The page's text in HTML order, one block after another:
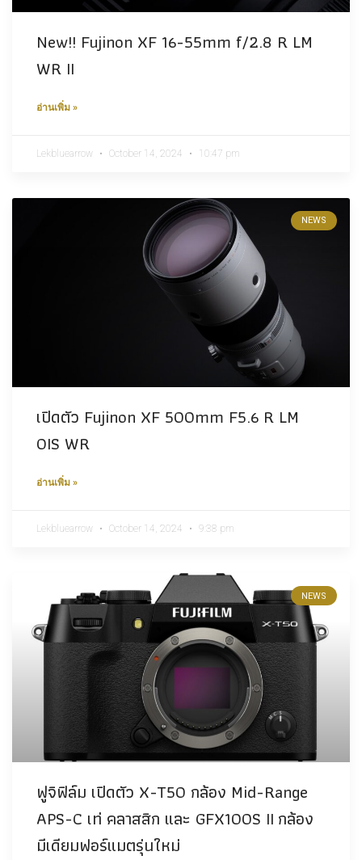
New!! Fujinon XF 16-55mm f/2.8 R LM
WR II
อ่านเพิ่ม »
Lekbluearrow October 14, 2024 10:47 pm
NEWS
เปิดตัว Fujinon XF 500mm F5.6 R LM
OIS WR
อ่านเพิ่ม »
Lekbluearrow October 14, 2024 9:38 pm
NEWS
ฟูจิฟิล์ม เปิดตัว X-T50 กล้อง Mid-Range
APS-C เท่ คลาสสิก และ GFX100S II กล้อง
มีเดียมฟอร์แมตรุ่นใหม่